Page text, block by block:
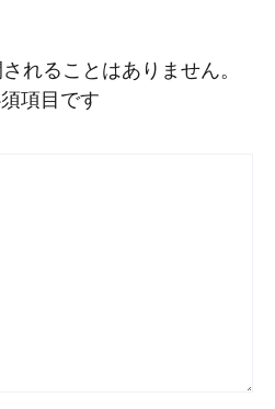
れることはありません。
項目です